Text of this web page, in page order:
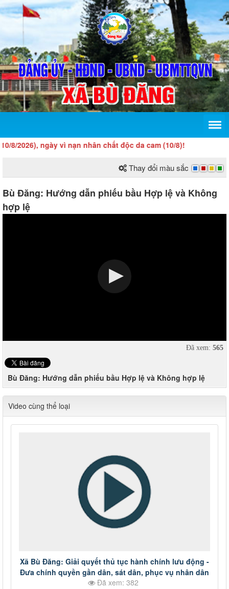
ngày vì nạn nhân chất độc da cam (10/8)!
Thay đổi màu sắc
Bù Đăng: Hướng dẫn phiếu bầu Hợp lệ và Không
hợp lệ
Đã xem: 565
Bù Đăng: Hướng dẫn phiếu bầu Hợp lệ và Không hợp lệ
Video cùng thể loại
Xã Bù Đăng: Giải quyết thủ tục hành chính lưu động -
Đưa chính quyền gần dân, sát dân, phục vụ nhân dân
Đã xem: 382